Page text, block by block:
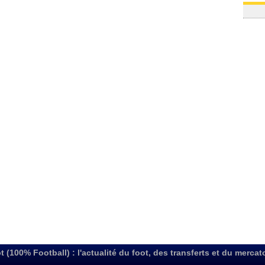
(100% Football) : l'actualité du foot, des transferts et du